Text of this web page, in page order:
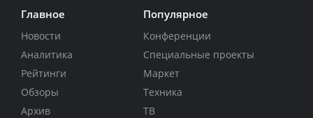
Главное
Новости
Аналитика
Рейтинги
Обзоры
Архив
Популярное
Конференции
Специальные проекты
Маркет
Техника
ТВ